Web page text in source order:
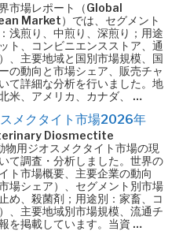
市場レポート（Global
Market）では、セグメント
浅煎り、中煎り、深煎り；用途
ト、コンビニエンスストア、通
、主要地域と国別市場規模、国
の動向と市場シェア、販売チャ
て詳細な分析を行いました。地
米、アメリカ、カナダ、 …
メクタイト市場2026年
Diosmectite
用ジオスメクタイト市場の現
て調査・分析しました。世界の
ト市場概要、主要企業の動向
場シェア）、セグメント別市場
め、殺菌剤；用途別：家畜、コ
、主要地域別市場規模、流通チ
を掲載しています。当資 …